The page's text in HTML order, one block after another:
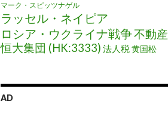
マーク・スピッツナゲル
ラッセル・ネイピア
ロシア・ウクライナ戦争不動産
恒大集団 (HK:3333) 法人税黄国松
AD